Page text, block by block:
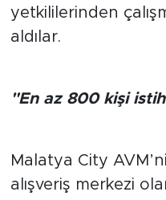
yetkililerinden
aldılar.
"En az 800 kişi
Malatya City
alışveriş merkezi
Magazin
Asayiş